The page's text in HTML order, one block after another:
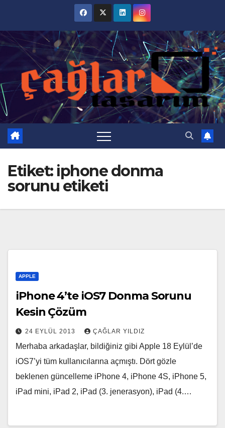
content
Etiket: iphone donma
sorunu etiketi
APPLE
iPhone 4’te iOS7 Donma Sorunu
Kesin Çözüm
24 EYLÜL 2013 ÇAĞLAR YILDIZ
Merhaba arkadaşlar, bildiğiniz gibi Apple 18 Eylül’de
iOS7’yi tüm kullanıcılarına açmıştı. Dört gözle
beklenen güncelleme iPhone 4, iPhone 4S, iPhone 5,
iPad mini, iPad 2, iPad (3. jenerasyon), iPad (4.…